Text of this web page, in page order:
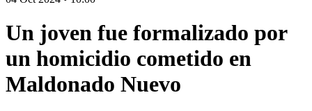
Un joven fue formalizado por
un homicidio cometido en
Maldonado Nuevo